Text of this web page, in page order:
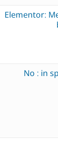
Elementor:
No : in